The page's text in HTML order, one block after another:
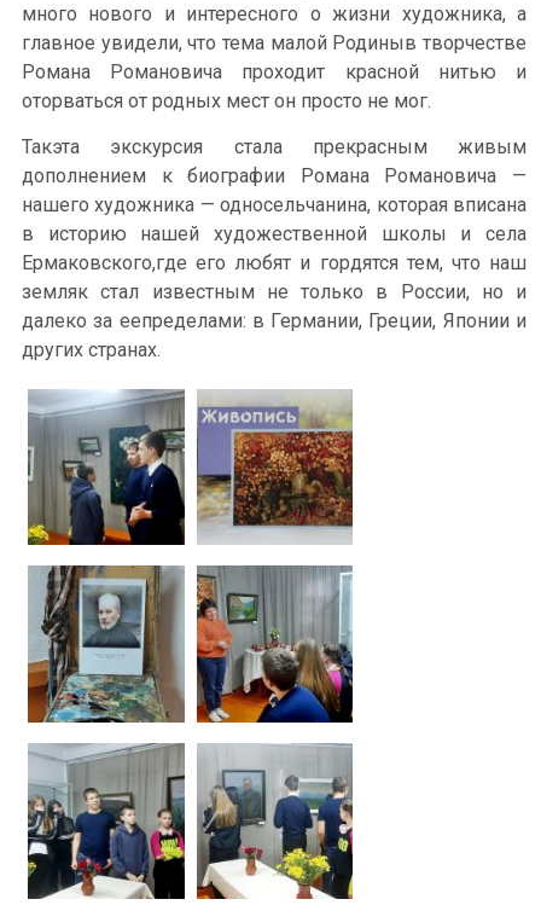
много нового и интересного о жизни художника, а
главное увидели, что тема малой Родиныв творчестве
Романа Романовича проходит красной нитью и
оторваться от родных мест он просто не мог.
Такэта экскурсия стала прекрасным живым
дополнением к биографии Романа Романовича —
нашего художника — односельчанина, которая вписана
в историю нашей художественной школы и села
Ермаковского,где его любят и гордятся тем, что наш
земляк стал известным не только в России, но и
далеко за еепределами: в Германии, Греции, Японии и
других странах.